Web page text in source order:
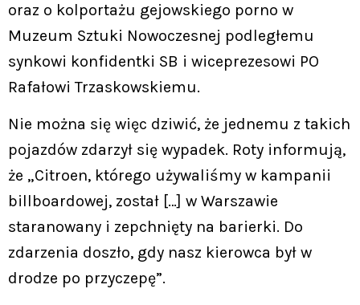
oraz o kolportażu gejowskiego porno w
Muzeum Sztuki Nowoczesnej podległemu
synkowi konfidentki SB i wiceprezesowi PO
Rafałowi Trzaskowskiemu.
Nie można się więc dziwić, że jednemu z takich
pojazdów zdarzył się wypadek. Roty informują,
że „Citroen, którego używaliśmy w kampanii
billboardowej, został […] w Warszawie
staranowany i zepchnięty na barierki. Do
zdarzenia doszło, gdy nasz kierowca był w
drodze po przyczepę”.